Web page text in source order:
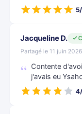
Jacqueline D.
Partagé le 11 juin
Contente
j'avais eu